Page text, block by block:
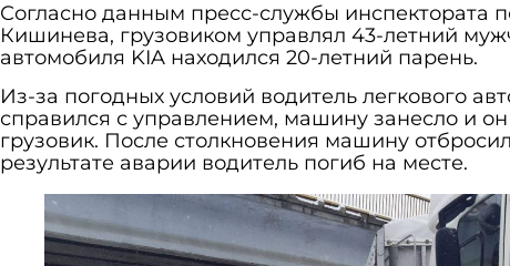
Согласно данным пресс-службы инспектората
Кишинева, грузовиком управлял 43-летний
автомобиля KIA находился 20-летний парень.
Из-за погодных условий водитель легкового
справился с управлением, машину занесло и он
грузовик. После столкновения машину
результате аварии водитель погиб на месте.